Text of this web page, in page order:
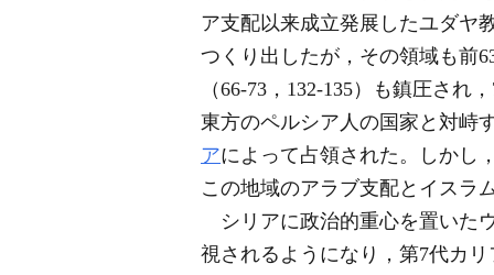
ア支配以来成立発展したユダヤ
つくり出したが，その領域も前
（66-73，132-135）も鎮圧さ
東方のペルシア人の国家と対峙
アによって占領された。しかし
この地域のアラブ支配とイスラ
シリアに政治的重心を置いた
視されるようになり，第7代カ